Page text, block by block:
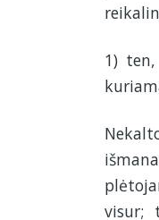
1)
visur;